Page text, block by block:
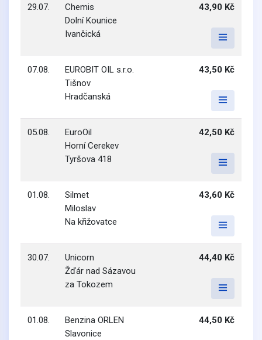
29.07.
Chemis
Dolní Kounice
Ivančická
43,90 Kč
07.08.
EUROBIT OIL s.r.o.
Tišnov
Hradčanská
43,50 Kč
05.08.
EuroOil
Horní Cerekev
Tyršova 418
42,50 Kč
01.08.
Silmet
Miloslav
Na křižovatce
43,60 Kč
30.07.
Unicorn
Žďár nad Sázavou
za Tokozem
44,40 Kč
01.08.
Benzina ORLEN
Slavonice
44,50 Kč